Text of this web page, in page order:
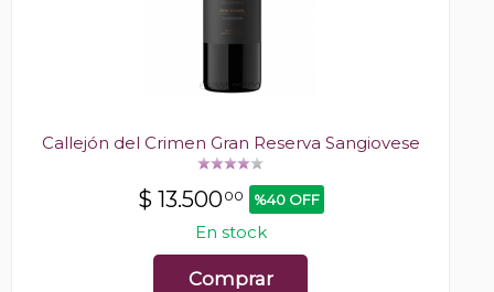
Callejón del Crimen Gran Reserva Sangiovese
$ 13.50000 %40 OFF
En stock
Comprar